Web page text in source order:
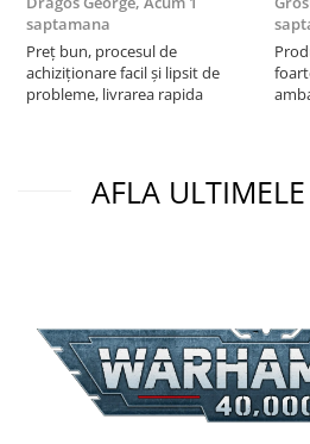
Puzzle 3D
Puzzle 8000 piese
Puzzle 150 piese
Puzzle 350 piese
Puzzle 275 piese
Puzzle 550 piese
saptamana
Preț bun, procesul de
achiziționare facil și lipsit de
probleme, livrarea rapida
AFLA